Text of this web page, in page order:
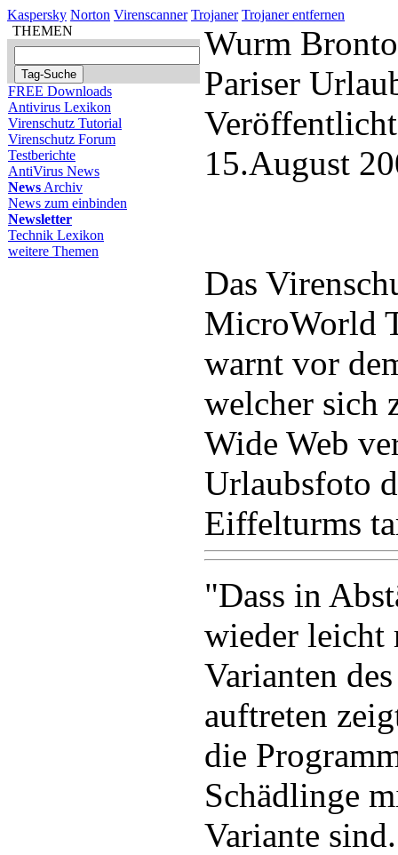
Kaspersky Norton Virenscanner Trojaner Trojaner entfernen
THEMEN
FREE Downloads
Antivirus Lexikon
Virenschutz Tutorial
Virenschutz Forum
Testberichte
AntiVirus News
News Archiv
News zum einbinden
Newsletter
Technik Lexikon
weitere Themen
Wurm
Pariser
15.August
Das
MicroWorld
warnt vor
welcher sich
Wide Web
Urlaubsfoto
Eiffelturms
"Dass in
wieder leicht
Varianten
auftreten
die
Schädlinge
Variante